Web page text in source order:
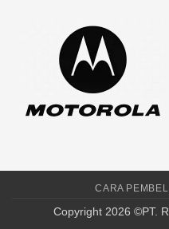
CARA
Copyright 2026 ©PT.